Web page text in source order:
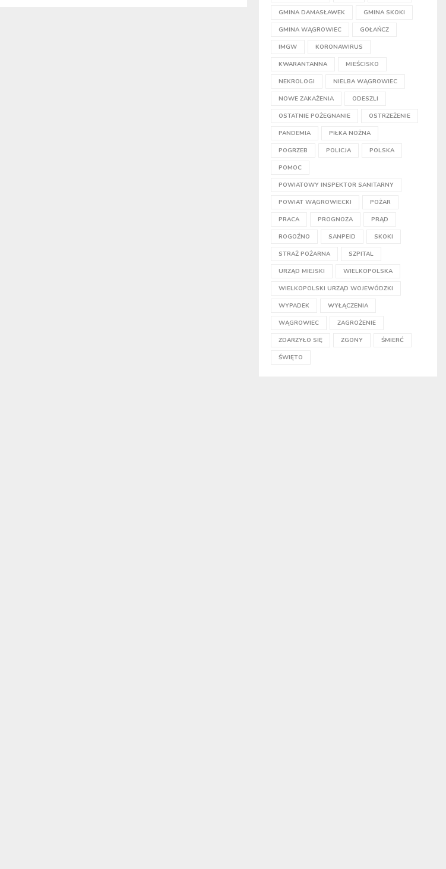
GMINA DAMASŁAWEK GMINA SKOKI
GMINA WĄGROWIEC GOŁAŃCZ
IMGW KORONAWIRUS
KWARANTANNA MIEŚCISKO
NEKROLOGI NIELBA WĄGROWIEC
NOWE ZAKAŻENIA ODESZLI
OSTATNIE POŻEGNANIE OSTRZEŻENIE
PANDEMIA PIŁKA NOŻNA
POGRZEB POLICJA POLSKA
POMOC
POWIATOWY INSPEKTOR SANITARNY
POWIAT WĄGROWIECKI POŻAR
PRACA PROGNOZA PRĄD
ROGOŹNO SANPEID SKOKI
STRAŻ POŻARNA SZPITAL
URZĄD MIEJSKI WIELKOPOLSKA
WIELKOPOLSKI URZĄD WOJEWÓDZKI
WYPADEK WYŁĄCZENIA
WĄGROWIEC ZAGROŻENIE
ZDARZYŁO SIĘ ZGONY ŚMIERĆ
ŚWIĘTO